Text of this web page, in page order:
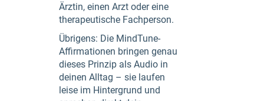
Ärztin, einen Arzt oder eine
therapeutische Fachperson.
Übrigens: Die MindTune-
Affirmationen bringen genau
dieses Prinzip als Audio in
deinen Alltag – sie laufen
leise im Hintergrund und